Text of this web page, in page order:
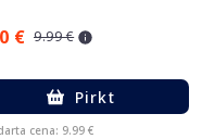
€ 9.99 €
Pirkt
cena: 9.99 €